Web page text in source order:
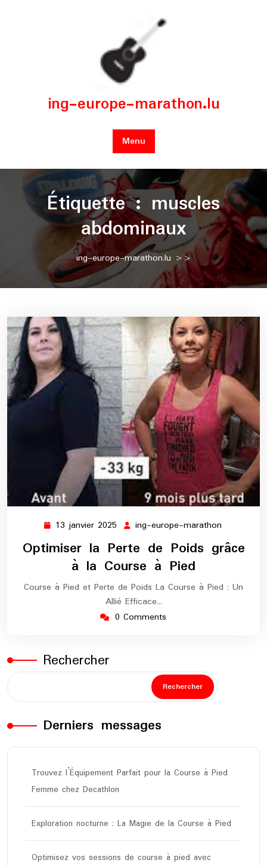
ing-europe-marathon.lu
Menu
Étiquette : muscles
abdominaux
ing-europe-marathon.lu >>
13 janvier 2025 13
2025
ing-europe-marathon
europe-
marathon
Optimiser la Perte de Poids grâce
à la Course à Pied
Course à Pied et Perte de Poids La Course à Pied : Un
Allié Efficace…
0 Comments
Rechercher
Rechercher
Derniers messages
Trouvez l’Équipement Parfait pour la Course à Pied
Femme chez Decathlon
Exploration nocturne : La Magie de la Course à Pied
Optimisez vos sessions de course à pied avec